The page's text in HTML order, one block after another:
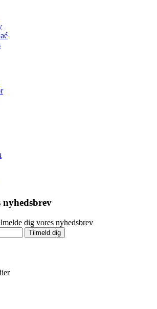
dig vores nyhedsbrev
Tilmeld dig